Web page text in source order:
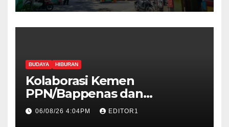
BUDAYA HIBURAN
Kolaborasi Kemen
PPN/Bappenas dan
Kemenbud Bakal Menggelar
Talen Fest 2026
06/08/26 4:04PM EDITOR1